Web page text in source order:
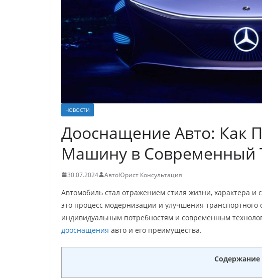
НОВОСТИ
Дооснащение Авто: Как
Машину в Современный
30.07.2024 АвтоЮрист Консультация
Автомобиль стал отражением стиля жизни, характера
это процесс модернизации и улучшения транспортного
индивидуальным потребностям и современным
дооснащения авто и его преимущества.
Содержание